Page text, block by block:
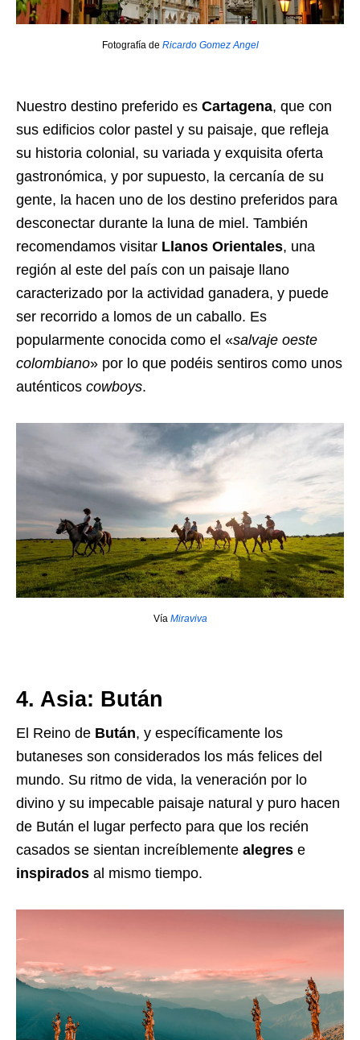
Fotografía de Ricardo Gomez Angel
Nuestro destino preferido es Cartagena, que con
sus edificios color pastel y su paisaje, que refleja
su historia colonial, su variada y exquisita oferta
gastronómica, y por supuesto, la cercanía de su
gente, la hacen uno de los destino preferidos para
desconectar durante la luna de miel. También
recomendamos visitar Llanos Orientales, una
región al este del país con un paisaje llano
caracterizado por la actividad ganadera, y puede
ser recorrido a lomos de un caballo. Es
popularmente conocida como el «salvaje oeste
colombiano» por lo que podéis sentiros como unos
auténticos cowboys.
Vía Miraviva
4. Asia: Bután
El Reino de Bután, y específicamente los
butaneses son considerados los más felices del
mundo. Su ritmo de vida, la veneración por lo
divino y su impecable paisaje natural y puro hacen
de Bután el lugar perfecto para que los recién
casados se sientan increíblemente alegres e
inspirados al mismo tiempo.